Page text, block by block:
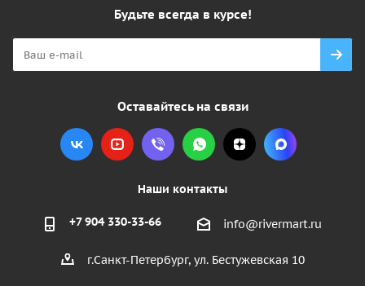
Будьте всегда в курсе!
Оставайтесь на связи
Наши контакты
+7 904 330-33-66 info@rivermart.ru
г.Санкт-Петербург, ул. Бестужевская 10